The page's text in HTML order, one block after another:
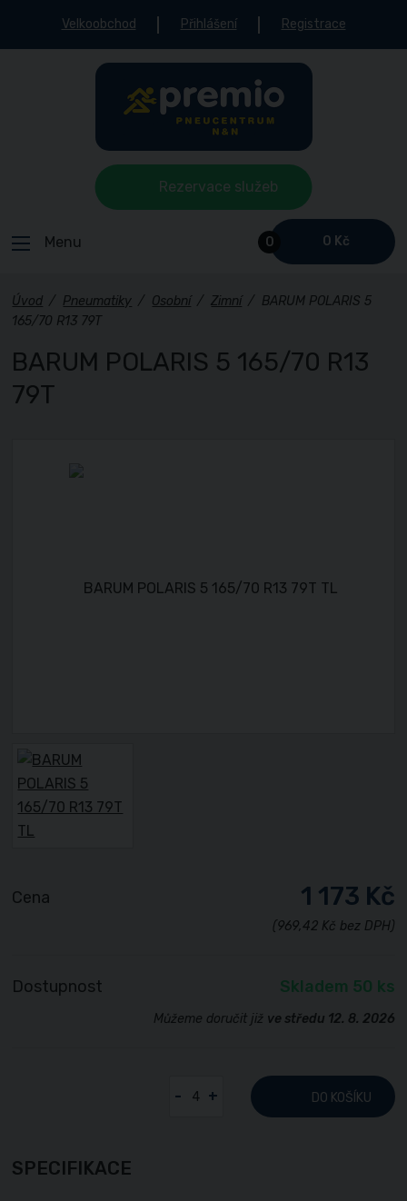
Velkoobchod Přihlášení Registrace
0 0 Kč
Menu
Rezervace služeb
Úvod / Pneumatiky / Osobní / Zimní / BARUM POLARIS 5
165/70 R13 79T
BARUM POLARIS 5 165/70 R13
79T
Cena 1 173 Kč
(969,42 Kč bez DPH)
Dostupnost Skladem 50 ks
Můžeme doručit již ve středu 12. 8. 2026
- + DO KOŠÍKU
SPECIFIKACE